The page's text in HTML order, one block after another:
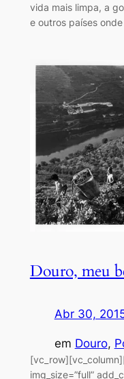
vida mais limpa, a
e outros países
Douro, meu
Abr 30,
em Douro,
img_size=”full”